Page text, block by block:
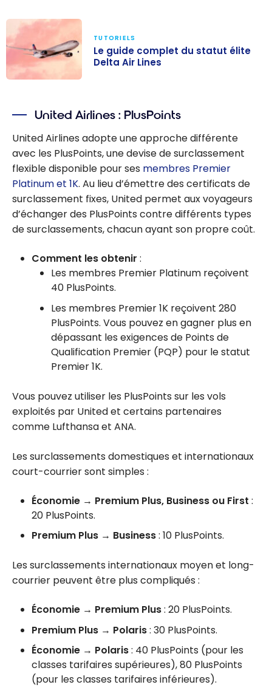
statut élite
Delta Air Lines
TUTORIELS
Le guide complet du statut élite
Delta Air Lines
United Airlines : PlusPoints
United Airlines adopte une approche différente
avec les PlusPoints, une devise de surclassement
flexible disponible pour ses membres Premier
Platinum et 1K. Au lieu d’émettre des certificats de
surclassement fixes, United permet aux voyageurs
d’échanger des PlusPoints contre différents types
de surclassements, chacun ayant son propre coût.
Comment les obtenir :
Les membres Premier Platinum reçoivent
40 PlusPoints.
Les membres Premier 1K reçoivent 280
PlusPoints. Vous pouvez en gagner plus en
dépassant les exigences de Points de
Qualification Premier (PQP) pour le statut
Premier 1K.
Vous pouvez utiliser les PlusPoints sur les vols
exploités par United et certains partenaires
comme Lufthansa et ANA.
Les surclassements domestiques et internationaux
court-courrier sont simples :
Économie → Premium Plus, Business ou First :
20 PlusPoints.
Premium Plus → Business: 10 PlusPoints.
Les surclassements internationaux moyen et long-
courrier peuvent être plus compliqués :
Économie → Premium Plus: 20 PlusPoints.
Premium Plus → Polaris: 30 PlusPoints.
Économie → Polaris: 40 PlusPoints (pour les
classes tarifaires supérieures), 80 PlusPoints
(pour les classes tarifaires inférieures).